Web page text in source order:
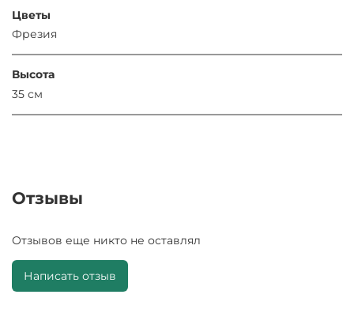
Цветы
Фрезия
Высота
35 см
Отзывы
Отзывов еще никто не оставлял
Написать отзыв